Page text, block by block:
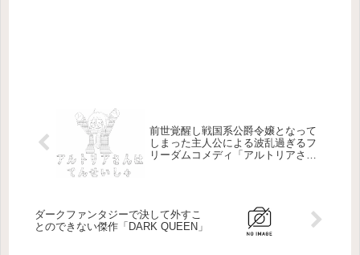
前世覚醒し戦国系公爵令嬢となって
しまった主人公による波乱過ぎるフ
リーダムコメディ「アルトリアさん
ダークファンタジーで決して外すこ
とのできない傑作「DARK QUEEN」